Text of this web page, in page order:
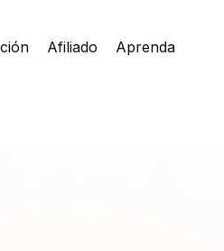
Afiliado Aprenda